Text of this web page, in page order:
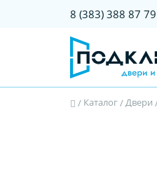
8 (383) 388 87 79
/ Каталог/Двери